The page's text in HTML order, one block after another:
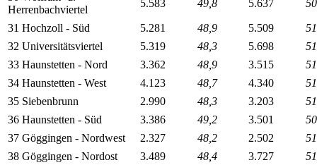
Herrenbachviertel
5.583 49,8 5.637
31 Hochzoll - Süd 5.281 48,9 5.509
32 Universitätsviertel
5.319 48,3 5.698
33 Haunstetten - Nord
3.362 48,9 3.515
34 Haunstetten - West
4.123 48,7 4.340
35 Siebenbrunn
2.990 48,3 3.203
36 Haunstetten - Süd
3.386 49,2 3.501
37 Göggingen - Nordwest
2.327 48,2 2.502
38 Göggingen - Nordost
3.489 48,4 3.727